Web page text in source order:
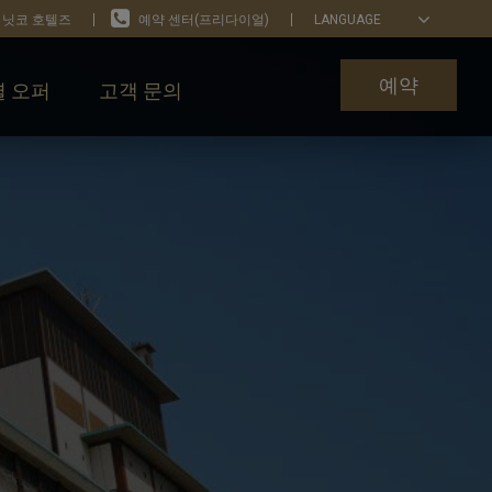
LANGUAGE
예약 센터(프리다이얼)
코 호텔즈
예약
오퍼 고객 문의